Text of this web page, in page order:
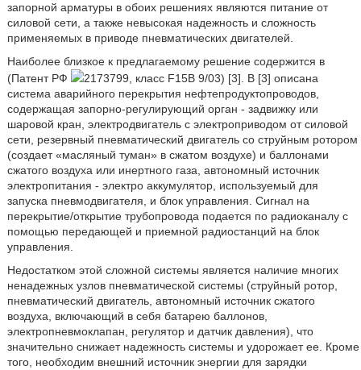
запорной арматуры в обоих решениях являются питание от
силовой сети, а также невысокая надежность и сложность
применяемых в приводе пневматических двигателей.
Наиболее близкое к предлагаемому решение содержится в
(Патент РФ
2173799, класс F15B 9/03) [3]. В [3] описана
система аварийного перекрытия нефтепродуктопроводов,
содержащая запорно-регулирующий орган - задвижку или
шаровой кран, электродвигатель с электроприводом от силовой
сети, резервный пневматический двигатель со струйным ротором
(создает «масляный туман» в сжатом воздухе) и баллонами
сжатого воздуха или инертного газа, автономный источник
электропитания - электро аккумулятор, используемый для
запуска пневмодвигателя, и блок управления. Сигнал на
перекрытие/открытие трубопровода подается по радиоканалу с
помощью передающей и приемной радиостанций на блок
управления.
Недостатком этой сложной системы является наличие многих
ненадежных узлов пневматической системы (струйный ротор,
пневматический двигатель, автономный источник сжатого
воздуха, включающий в себя батарею баллонов,
электропневмоклапан, регулятор и датчик давления), что
значительно снижает надежность системы и удорожает ее. Кроме
того, необходим внешний источник энергии для зарядки